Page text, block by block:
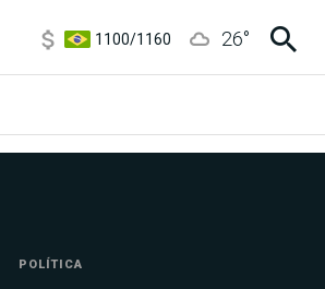
3,8/4
26°
POLÍTICA